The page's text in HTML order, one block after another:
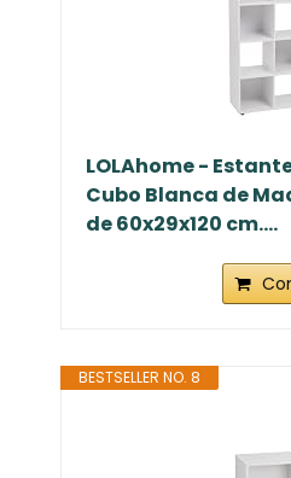
LOLAhome -
Cubo Blanca de
de 60x29x120 cm....
BESTSELLER NO. 8